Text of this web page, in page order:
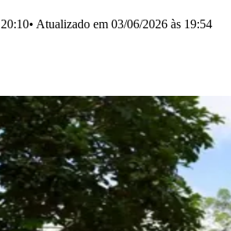
CentroChácaras MarcoCidades da
Jardim PaulistaJardim ReginaliceJardim São
São SilvestreJardim Silveira Jardim
Nova AldeinhaOsascoParque dos
Parque Santa LuziaParque Viana Pirapora
Santana de
Vale do SolVila Barros Vila Boa Vista
Novo Vila Márcia Vila Nossa Sra. da
• Atualizado em 03/06/2026 às 19:54